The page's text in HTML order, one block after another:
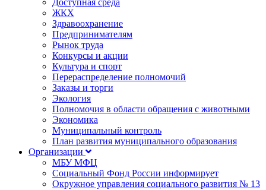
Доступная среда
ЖКХ
Здравоохранение
Предпринимателям
Рынок труда
Конкурсы и акции
Культура и спорт
Перераспределение полномочий
Заказы и торги
Экология
Полномочия в области обращения с животными
Экономика
Муниципальный контроль
План развития муниципального образования
Организации
МБУ МФЦ
Социальный Фонд России информирует
Окружное управления социального развития № 13